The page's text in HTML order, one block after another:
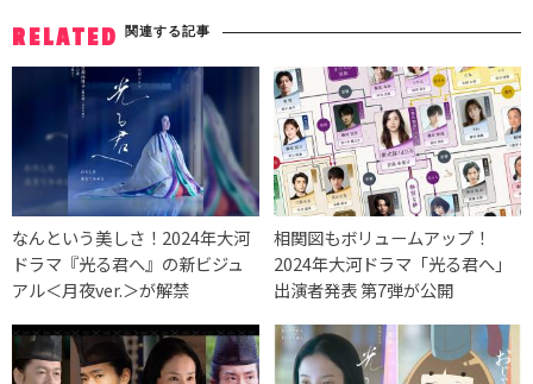
RELATED 関連する記事
なんという美しさ！2024年大河
ドラマ『光る君へ』の新ビジュ
アル＜月夜ver.＞が解禁
相関図もボリュームアップ！
2024年大河ドラマ「光る君へ」
出演者発表 第7弾が公開